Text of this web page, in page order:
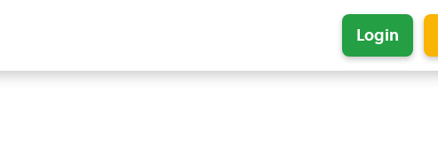
Login